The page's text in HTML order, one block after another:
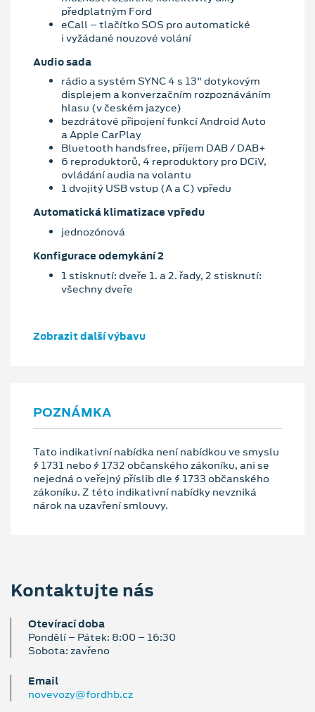
předplatným Ford
eCall – tlačítko SOS pro automatické
i vyžádané nouzové volání
Audio sada
rádio a systém SYNC 4 s 13" dotykovým
displejem a konverzačním rozpoznáváním
hlasu (v českém jazyce)
bezdrátové připojení funkcí Android Auto
a Apple CarPlay
Bluetooth handsfree, příjem DAB / DAB+
6 reproduktorů, 4 reproduktory pro DCiV,
ovládání audia na volantu
1 dvojitý USB vstup (A a C) vpředu
Automatická klimatizace vpředu
jednozónová
Konfigurace odemykání 2
1 stisknutí: dveře 1. a 2. řady, 2 stisknutí:
všechny dveře
Zobrazit další výbavu
POZNÁMKA
Tato indikativní nabídka není nabídkou ve smyslu
§ 1731 nebo § 1732 občanského zákoníku, ani se
nejedná o veřejný příslib dle § 1733 občanského
zákoníku. Z této indikativní nabídky nevzniká
nárok na uzavření smlouvy.
Kontaktujte nás
Otevírací doba
Pondělí – Pátek: 8:00 – 16:30
Sobota: zavřeno
Email
novevozy@fordhb.cz